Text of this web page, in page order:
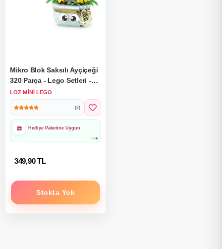
Mikro Blok Saksılı Ayçiçeği
320 Parça - Lego Setleri -
Loz Mini Lego - Çiçek Lego
- Loz Lego - Mikro Bloklar
LOZ MINI LEGO
(2)
1000₺ Üzeri Ücretsiz
Kargo
349,90 TL
Stokta Yok